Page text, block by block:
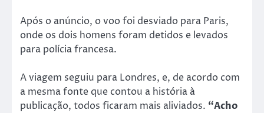
Após o anúncio, o voo foi desviado para Paris,
onde os dois homens foram detidos e levados
para polícia francesa.
A viagem seguiu para Londres, e, de acordo com
a mesma fonte que contou a história à
publicação, todos ficaram mais aliviados. “Acho